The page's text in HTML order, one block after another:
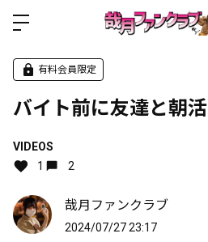
有料会員限定
バイト前に友達と朝活
VIDEOS
1
2
哉月ファンクラブ
2024/07/27 23:17